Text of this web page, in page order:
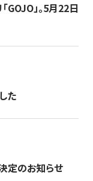
」。5月22日
た
定のお知らせ